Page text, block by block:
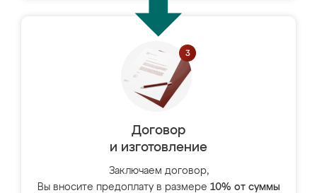
Договор
и изготовление
Заключаем договор,
Вы вносите предоплату в размере 10% от суммы